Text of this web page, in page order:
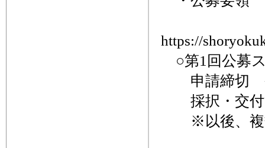
https://
○第1回公募
申請締切 令
採択・交付
※以後、複